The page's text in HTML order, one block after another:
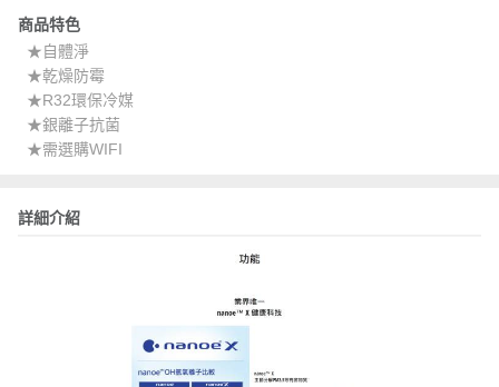
商品特色
★自體淨
★乾燥防霉
★R32環保冷媒
★銀離子抗菌
★需選購WIFI
詳細介紹